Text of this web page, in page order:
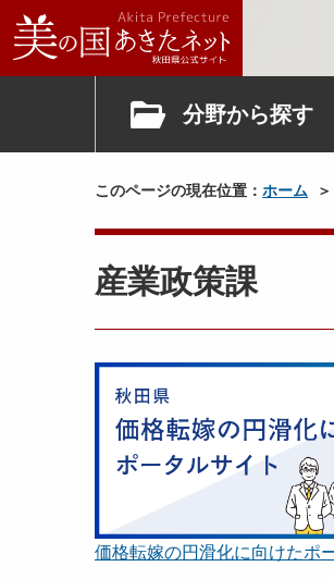
分野から探す
このページの現在位置： ホーム
産業政策課
価格転嫁の円滑化に向けたポ